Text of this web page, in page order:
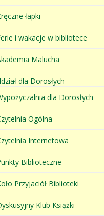
łapki
i wakacje w bibliotece
Malucha
dla Dorosłych
dla Dorosłych
Ogólna
Internetowa
Biblioteczne
Przyjaciół Biblioteki
Klub Książki